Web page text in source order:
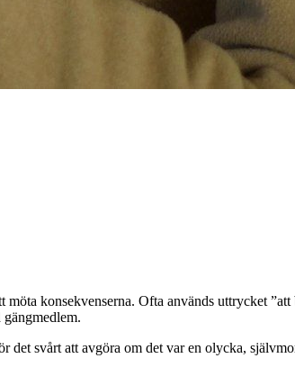
konsekvenserna. Ofta används uttrycket
det svårt att avgöra om det var en olycka,